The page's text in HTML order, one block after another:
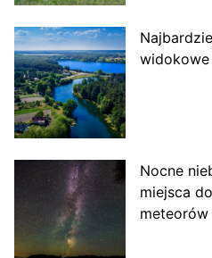
widokowe
Nocne
miejsca
meteorów